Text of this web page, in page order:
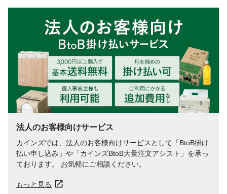
法人のお客様向けサービス
カインズでは、法人のお客様向けサービスとして「BtoB掛け
払い申し込み」や「カインズBtoB大量注文アシスト」を承っ
ております。 お気軽にご相談ください。
もっと見る